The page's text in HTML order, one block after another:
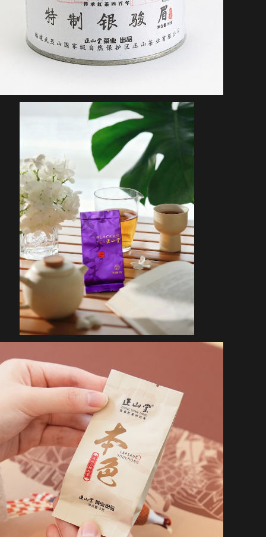
正山堂・妃子笑 テイスティングパック・3g×3パック
¥3,564
正山堂・本色 テイスティングパック・5g×3パック（有煙
型正山小種）
¥2,754